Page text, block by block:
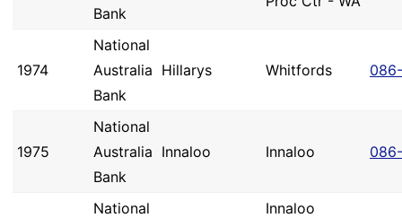
Bank
1974
National
Australia
Bank
Hillarys Whitfords
1975
National
Australia
Bank
Innaloo Innaloo
National
Innaloo